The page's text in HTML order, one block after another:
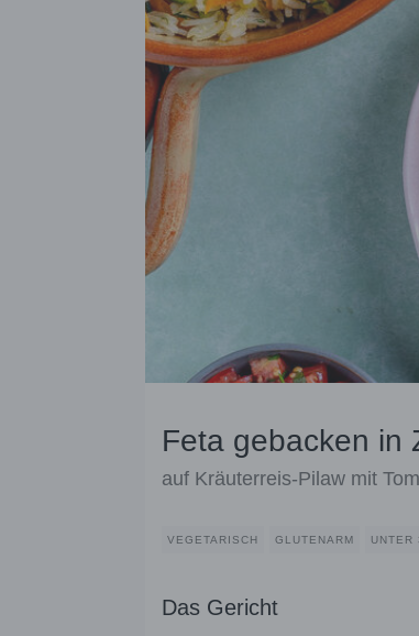
Feta gebacken in
auf Kräuterreis-Pilaw mit
VEGETARISCH GLUTENARM UNTER
Das Gericht